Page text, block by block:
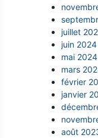
juillet
juin 2024
mai 2024
mars
février
janvier
août